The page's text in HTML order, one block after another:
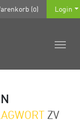
(0) Login
ZV